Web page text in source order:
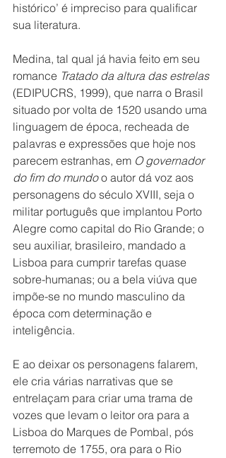
histórico’ é impreciso para qualificar
sua literatura.
Medina, tal qual já havia feito em seu
romance Tratado da altura das estrelas
(EDIPUCRS, 1999), que narra o Brasil
situado por volta de 1520 usando uma
linguagem de época, recheada de
palavras e expressões que hoje nos
parecem estranhas, em O governador
do fim do mundo o autor dá voz aos
personagens do século XVIII, seja o
militar português que implantou Porto
Alegre como capital do Rio Grande; o
seu auxiliar, brasileiro, mandado a
Lisboa para cumprir tarefas quase
sobre-humanas; ou a bela viúva que
impõe-se no mundo masculino da
época com determinação e
inteligência.
E ao deixar os personagens falarem,
ele cria várias narrativas que se
entrelaçam para criar uma trama de
vozes que levam o leitor ora para a
Lisboa do Marques de Pombal, pós
terremoto de 1755, ora para o Rio